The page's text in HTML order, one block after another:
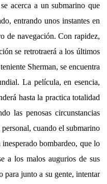
acerca a un submarino que
entrando unos instantes en
de navegación. Con rapidez,
se retrotraerá a los últimos
Sherman, se encuentra
La película, en esencia,
hasta la practica totalidad
las penosas circunstancias
cuando el submarino
bombardeo, que lo
a los malos augurios de sus
para junto a su gente, intentar